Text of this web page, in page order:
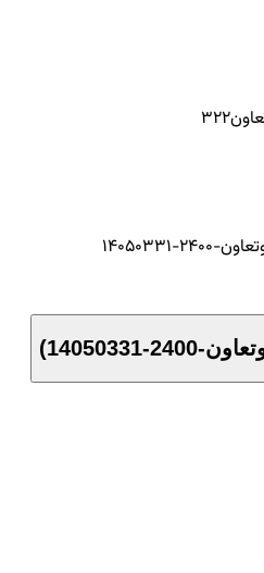
14050331
14050331
)